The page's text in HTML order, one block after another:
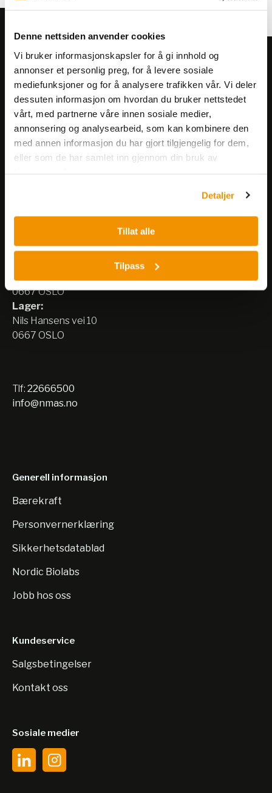
Denne nettsiden anvender cookies
Vi bruker informasjonskapsler for å gi innhold og
annonser et personlig preg, for å levere sosiale
mediefunksjoner og for å analysere trafikken vår. Vi deler
dessuten informasjon om hvordan du bruker nettstedet
vårt, med partnerne våre innen sosiale medier,
annonsering og analysearbeid, som kan kombinere den
med annen informasjon du har gjort tilgjengelig for dem,
eller som de har samlet inn gjennom din bruk av
Detaljer
Tillat alle
Tilpass
Meld deg på vårt nyhetsbrev!
Få informasjon om produkter,
arrangementer og kampanjer.
Meld på nyhetsbrev
Nils Hansens vei 8
0667 OSLO
Lager:
Nils Hansens vei 10
0667 OSLO
Tlf: 22666500
info@nmas.no
Generell informasjon
Bærekraft
Personvernerklæring
Sikkerhetsdatablad
Nordic Biolabs
Jobb hos oss
Kundeservice
Salgsbetingelser
Kontakt oss
Sosiale medier